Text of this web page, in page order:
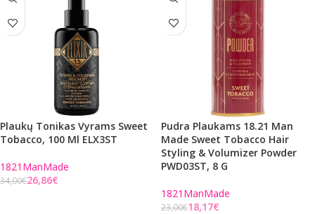
Plaukų Tonikas Vyrams Sweet
Tobacco, 100 Ml ELX3ST
1821ManMade
34,00€26,86€
Pudra Plaukams 18.21 Man
Made Sweet Tobacco Hair
Styling & Volumizer Powder
PWD03ST, 8 G
1821ManMade
23,00€18,17€